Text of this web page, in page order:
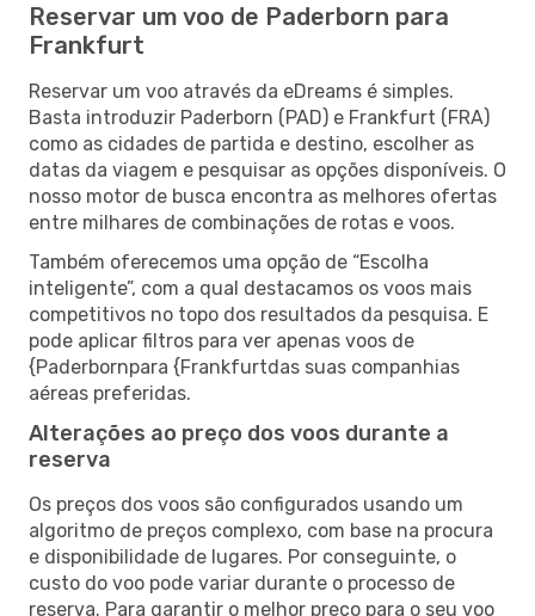
Reservar um voo de Paderborn para
Frankfurt
Reservar um voo através da eDreams é simples.
Basta introduzir Paderborn (PAD) e Frankfurt (FRA)
como as cidades de partida e destino, escolher as
datas da viagem e pesquisar as opções disponíveis. O
nosso motor de busca encontra as melhores ofertas
entre milhares de combinações de rotas e voos.
Também oferecemos uma opção de “Escolha
inteligente”, com a qual destacamos os voos mais
competitivos no topo dos resultados da pesquisa. E
pode aplicar filtros para ver apenas voos de
{Paderbornpara {Frankfurtdas suas companhias
aéreas preferidas.
Alterações ao preço dos voos durante a
reserva
Os preços dos voos são configurados usando um
algoritmo de preços complexo, com base na procura
e disponibilidade de lugares. Por conseguinte, o
custo do voo pode variar durante o processo de
reserva. Para garantir o melhor preço para o seu voo